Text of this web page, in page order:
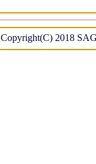
Copyright(C) 2018